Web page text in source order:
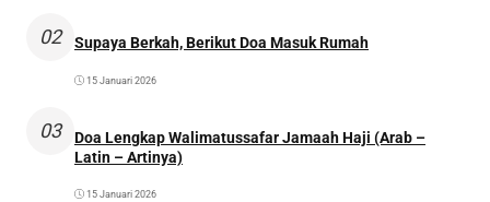
02 Supaya Berkah, Berikut Doa Masuk Rumah
15 Januari 2026
03
Doa Lengkap Walimatussafar Jamaah Haji (Arab –
Latin – Artinya)
15 Januari 2026